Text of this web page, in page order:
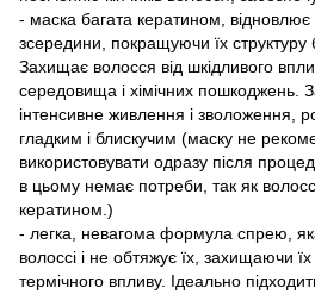
- маска багата кератином, відновлює
зсередини, покращуючи їх структуру
Захищає волосся від шкідливого
середовища і хімічних пошкоджень.
інтенсивне живлення і зволоження,
гладким і блискучим (маску не
використовувати одразу після
в цьому немає потреби, так як
кератином.)
- легка, невагома формула спрею,
волоссі і не обтяжує їх, захищаючи
термічного впливу. Ідеально